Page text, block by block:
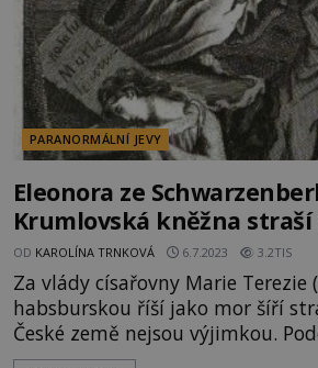
PARANORMÁLNÍ JEVY
Eleonora ze
Krumlovská kněžna straší
OD KAROLÍNA TRNKOVÁ 6.7.2023 3.2TIS
Za vlády císařovny Marie Terezie
habsburskou říší jako mor šíří
České země nejsou výjimkou.
z vampyrismu se tentokrát